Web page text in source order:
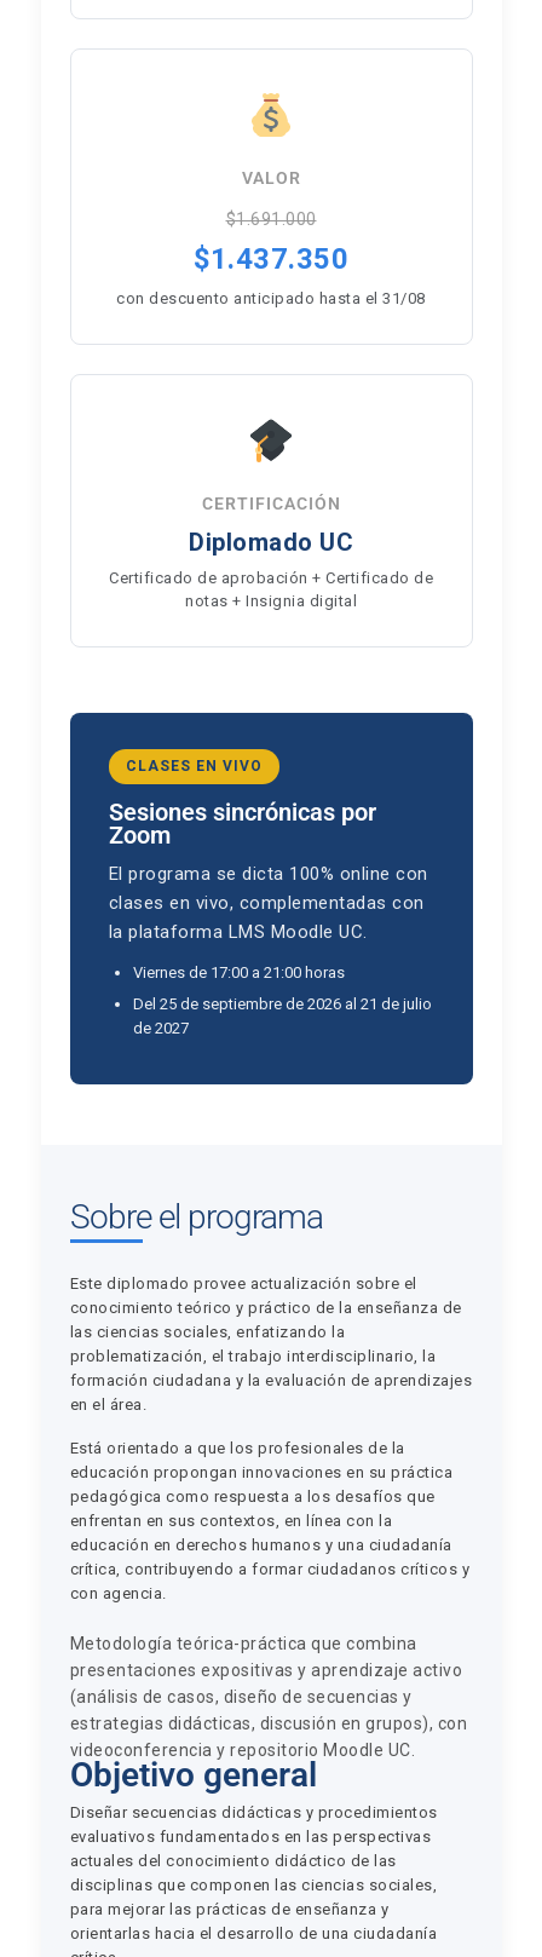
VALOR
$1.691.000
$1.437.350
con descuento anticipado hasta el 31/08
CERTIFICACIÓN
Diplomado UC
Certificado de aprobación + Certificado de
notas + Insignia digital
CLASES EN VIVO
Sesiones sincrónicas por
Zoom
El programa se dicta 100% online con
clases en vivo, complementadas con
la plataforma LMS Moodle UC.
Viernes de 17:00 a 21:00 horas
Del 25 de septiembre de 2026 al 21 de julio
de 2027
Sobre el programa
Este diplomado provee actualización sobre el
conocimiento teórico y práctico de la enseñanza de
las ciencias sociales, enfatizando la
problematización, el trabajo interdisciplinario, la
formación ciudadana y la evaluación de aprendizajes
en el área.
Está orientado a que los profesionales de la
educación propongan innovaciones en su práctica
pedagógica como respuesta a los desafíos que
enfrentan en sus contextos, en línea con la
educación en derechos humanos y una ciudadanía
crítica, contribuyendo a formar ciudadanos críticos y
con agencia.
Metodología teórica-práctica que combina
presentaciones expositivas y aprendizaje activo
(análisis de casos, diseño de secuencias y
estrategias didácticas, discusión en grupos), con
videoconferencia y repositorio Moodle UC.
Objetivo general
Diseñar secuencias didácticas y procedimientos
evaluativos fundamentados en las perspectivas
actuales del conocimiento didáctico de las
disciplinas que componen las ciencias sociales,
para mejorar las prácticas de enseñanza y
orientarlas hacia el desarrollo de una ciudadanía